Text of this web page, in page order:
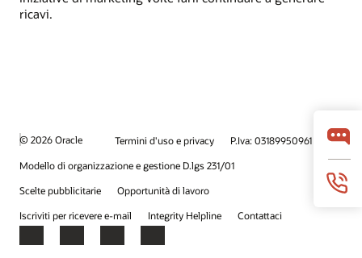
ricavi.
© 2026 Oracle Termini d'uso e privacy
P.Iva: 03189950961
Modello di organizzazione e gestione D.lgs 231/01
Scelte pubblicitarie
Opportunità di lavoro
Iscriviti per ricevere e-mail
Integrity Helpline Contattaci
Facebook
X LinkedInYouTube